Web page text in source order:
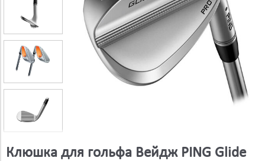
Клюшка для гольфа Вейдж PING Glide